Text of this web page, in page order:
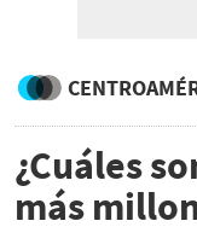
¿Cuáles
más